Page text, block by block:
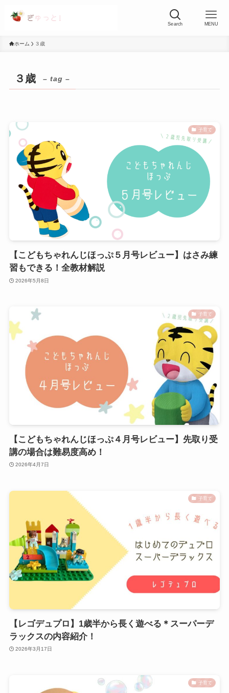
Search MENU
ホーム ３歳
３歳 – tag –
子育て
【こどもちゃれんじほっぷ５月号レビュー】はさみ練
習もできる！全教材解説
2026年5月8日
子育て
【こどもちゃれんじほっぷ４月号レビュー】先取り受
講の場合は難易度高め！
2026年4月7日
子育て
【レゴデュプロ】1歳半から長く遊べる＊スーパーデ
ラックスの内容紹介！
2026年3月17日
子育て